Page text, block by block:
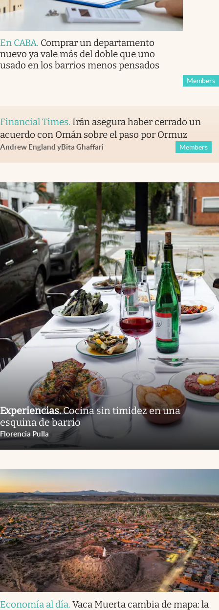
En CABA. Comprar un departamento
nuevo ya vale más del doble que uno
usado en los barrios menos pensados
Members
Financial Times. Irán asegura haber cerrado un
acuerdo con Omán sobre el paso por Ormuz
Andrew England yBita Ghaffari Members
Experiencias.Cocina sin timidez en una
esquina de barrio
Florencia Pulla
Economía al día. Vaca Muerta cambia de mapa: la